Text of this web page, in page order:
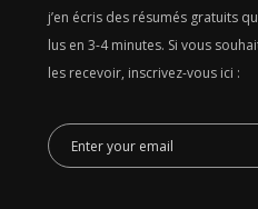
j’en écris des résumés gratuits
lus en 3-4 minutes. Si vous
les recevoir, inscrivez-vous ici :